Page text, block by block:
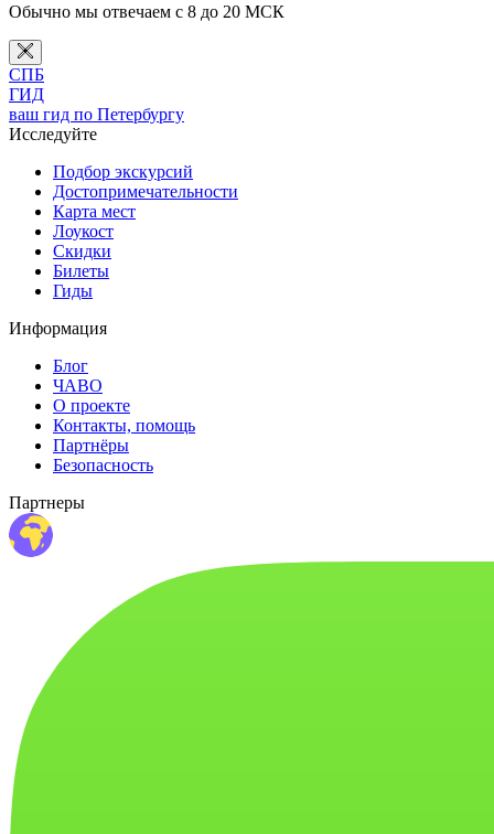
Обычно мы отвечаем с 8 до 20 МСК
СПБ
ГИД
ваш гид по Петербургу
Исследуйте
Подбор экскурсий
Достопримечательности
Карта мест
Лоукост
Скидки
Билеты
Гиды
Информация
Блог
ЧАВО
О проекте
Контакты, помощь
Партнёры
Безопасность
Партнеры